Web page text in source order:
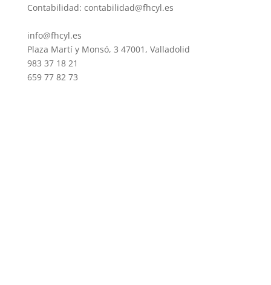
Contabilidad: contabilidad@fhcyl.es
info@fhcyl.es
Plaza Martí y Monsó, 3 47001, Valladolid
983 37 18 21
659 77 82 73